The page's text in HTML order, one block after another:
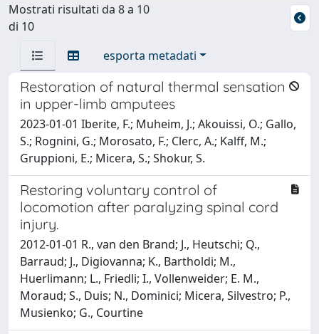
Mostrati risultati da 8 a 10
di 10
esporta metadati
Restoration of natural thermal sensation
in upper-limb amputees
2023-01-01 Iberite, F.; Muheim, J.; Akouissi, O.; Gallo,
S.; Rognini, G.; Morosato, F.; Clerc, A.; Kalff, M.;
Gruppioni, E.; Micera, S.; Shokur, S.
Restoring voluntary control of
locomotion after paralyzing spinal cord
injury.
2012-01-01 R., van den Brand; J., Heutschi; Q.,
Barraud; J., Digiovanna; K., Bartholdi; M.,
Huerlimann; L., Friedli; I., Vollenweider; E. M.,
Moraud; S., Duis; N., Dominici; Micera, Silvestro; P.,
Musienko; G., Courtine